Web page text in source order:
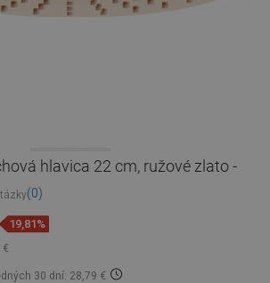
hlavica 22 cm, ružové zlato -
(0)
€
19,81%
30 dní: 28,79 €